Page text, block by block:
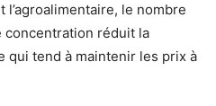
le nombre
concentration réduit la
qui tend à maintenir les prix à